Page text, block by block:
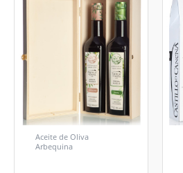
Aceite de Oliva
Arbequina